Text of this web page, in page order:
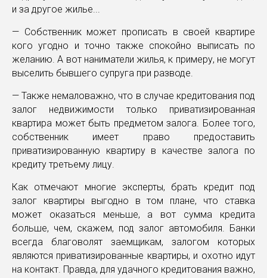
и за другое жилье...
— Собственник может прописать в своей квартире
кого угодно и точно также спокойно выписать по
желанию. А вот наниматели жилья, к примеру, не могут
выселить бывшего супруга при разводе.
— Также немаловажно, что в случае кредитования под
залог недвижимости только приватизированная
квартира может быть предметом залога. Более того,
собственник имеет право предоставить
приватизированную квартиру в качестве залога по
кредиту третьему лицу.
Как отмечают многие эксперты, брать кредит под
залог квартиры выгодно в том плане, что ставка
может оказаться меньше, а вот сумма кредита
больше, чем, скажем, под залог автомобиля. Банки
всегда благоволят заемщикам, залогом которых
являются приватизированные квартиры, и охотно идут
на контакт. Правда, для удачного кредитования важно,